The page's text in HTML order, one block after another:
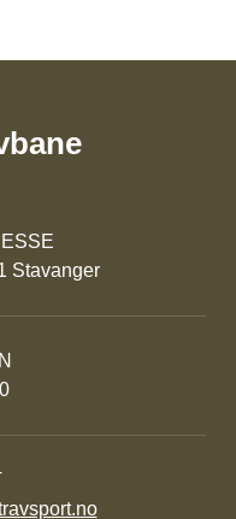
Stavanger